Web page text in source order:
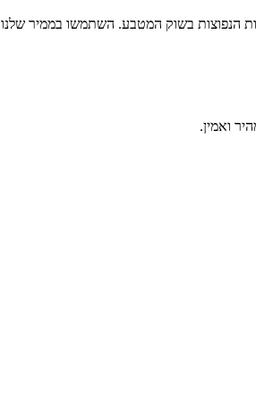
הנפוצות בשוק המטבע. השתמשו בממיר
ואמין.